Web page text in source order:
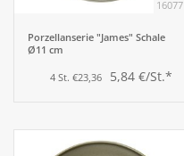
16077
Porzellanserie "James" Schale
Ø11 cm
4 St. €23,36 5,84 €/St.*